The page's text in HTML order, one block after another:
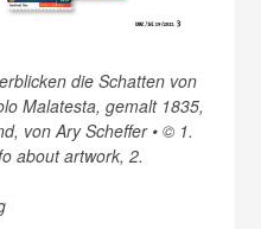
die Schatten von
Malatesta, gemalt 1835,
von Ary Scheffer • © 1.
about artwork, 2.